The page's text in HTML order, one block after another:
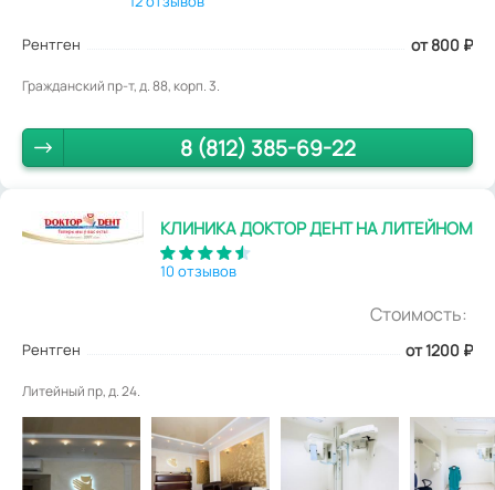
Рентген от 800 ₽
Гражданский пр-т, д. 88, корп. 3.
8 (812) 385-69-22
КЛИНИКА ДОКТОР ДЕНТ НА ЛИТЕЙНОМ
10 отзывов
Стоимость:
Рентген от 1200 ₽
Литейный пр, д. 24.